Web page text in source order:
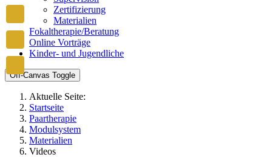
Zertifizierung
Materialien
Fokaltherapie/Beratung
Online Vorträge
Kinder- und Jugendliche
Off-Canvas Toggle
Aktuelle Seite:
Startseite
Paartherapie
Modulsystem
Materialien
Videos